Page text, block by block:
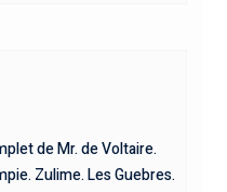
de Mr. de Voltaire.
Zulime. Les Guebres.